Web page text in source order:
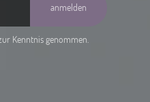
anmelden
Kenntnis genommen.